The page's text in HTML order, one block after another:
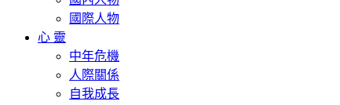
國際人物
心 靈
中年危機
人際關係
自我成長